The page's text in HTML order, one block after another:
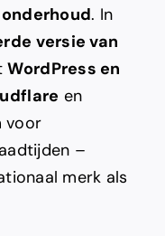
. In
versie van
WordPress en
en
voor
–
merk als